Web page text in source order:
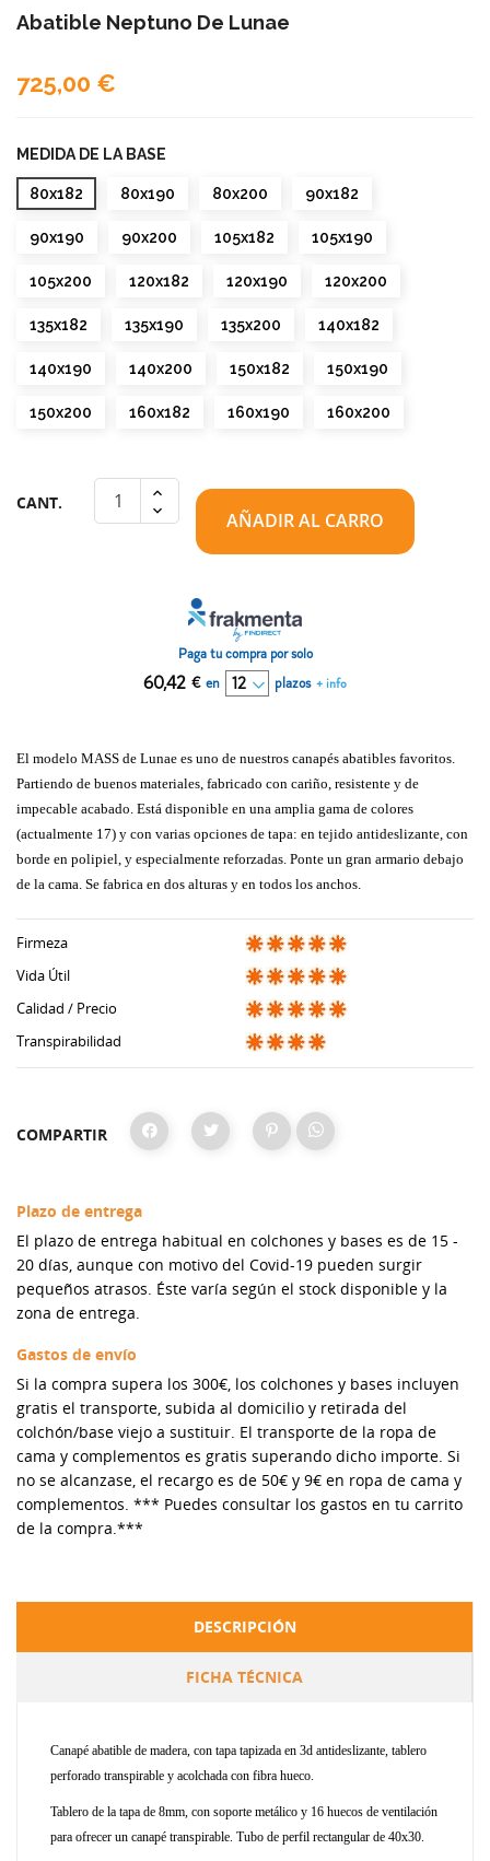
Abatible Neptuno De Lunae
725,00 €
El modelo MASS de Lunae es uno de nuestros canapés abatibles favoritos.
Partiendo de buenos materiales, fabricado con cariño, resistente y de
impecable acabado. Está disponible en una amplia gama de colores
(actualmente 17) y con varias opciones de tapa: en tejido antideslizante, con
borde en polipiel, y especialmente reforzadas. Ponte un gran armario debajo
de la cama. Se fabrica en dos alturas y en todos los anchos.
Firmeza
Vida Útil
Calidad / Precio
Transpirabilidad
MEDIDA DE LA BASE
80x182 80x190 80x200 90x182
90x190 90x200 105x182 105x190
105x200 120x182 120x190 120x200
135x182 135x190 135x200 140x182
140x190 140x200 150x182 150x190
150x200 160x182 160x190 160x200
CANT.
AÑADIR AL CARRO
Paga tu compra por solo
60,42 € en plazos + info
COMPARTIR
Plazo de entrega
El plazo de entrega habitual en colchones y bases es de 15 -
20 días, aunque con motivo del Covid-19 pueden surgir
pequeños atrasos. Éste varía según el stock disponible y la
zona de entrega.
Gastos de envío
Si la compra supera los 300€, los colchones y bases incluyen
gratis el transporte, subida al domicilio y retirada del
colchón/base viejo a sustituir. El transporte de la ropa de
cama y complementos es gratis superando dicho importe. Si
no se alcanzase, el recargo es de 50€ y 9€ en ropa de cama y
complementos. *** Puedes consultar los gastos en tu carrito
de la compra.***
DESCRIPCIÓN
FICHA TÉCNICA
Canapé abatible de madera, con tapa tapizada en 3d antideslizante, tablero
perforado transpirable y acolchada con fibra hueco.
Tablero de la tapa de 8mm, con soporte metálico y 16 huecos de ventilación
para ofrecer un canapé transpirable. Tubo de perfil rectangular de 40x30.